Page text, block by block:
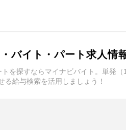
バイト・パート求人情
を探すならマイナビバイト。単発
給与検索を活用しましょう！